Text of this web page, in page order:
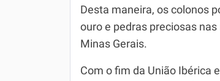
Desta maneira, os colonos
ouro e pedras preciosas
Minas Gerais.
Com o fim da União Ibérica